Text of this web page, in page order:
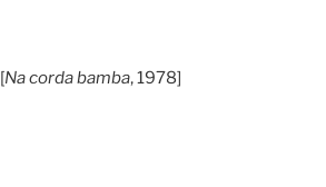
[Na corda bamba, 1978]